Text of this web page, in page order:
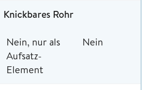
Knickbares Rohr
Nein, nur als
Aufsatz-
Element
Nein